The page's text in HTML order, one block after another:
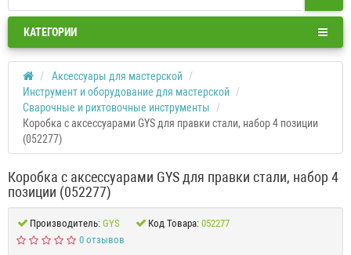
КАТЕГОРИИ
Аксессуары для мастерской
Инструмент и оборудование для мастерской
Сварочные и рихтовочные инструменты
Коробка с аксессуарами GYS для правки стали, набор 4 позиции
(052277)
Коробка с аксессуарами GYS для правки стали, набор 4
позиции (052277)
Производитель: GYS Код Товара: 052277
0 отзывов